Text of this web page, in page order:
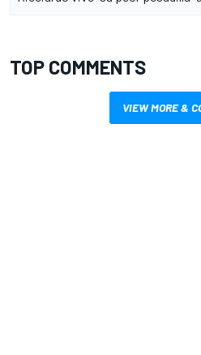
TOP COMMENTS
VIEW MORE &